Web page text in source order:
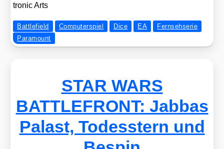
tro­nic Arts
Battlefield Computerspiel Dice EA
Fernsehserie
Paramount
STAR WARS
BATTLEFRONT: Jabbas
Palast, Todesstern und